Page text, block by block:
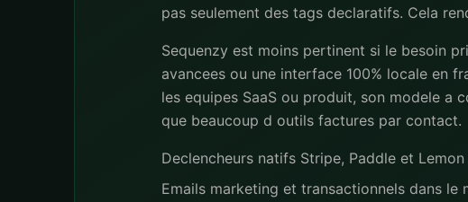
pas seulement des tags declaratifs. Cela
Sequenzy est moins pertinent si le besoin
avancees ou une interface 100% locale en
les equipes SaaS ou produit, son modele a
que beaucoup d outils factures par contact.
Declencheurs natifs Stripe, Paddle et
Emails marketing et transactionnels dans le